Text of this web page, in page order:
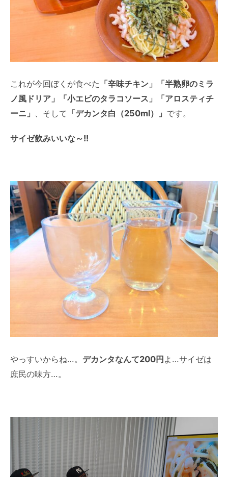
これが今回ぼくが食べた 「辛味チキン」「半熟卵のミラ
ノ風ドリア」「小エビのタラコソース」「アロスティチ
ーニ」 、そして 「デカンタ白（250ml）」 です。
サイゼ飲みいいな～!!
やっすいからね…。 デカンタなんて200円 よ…サイゼは
庶民の味方…。